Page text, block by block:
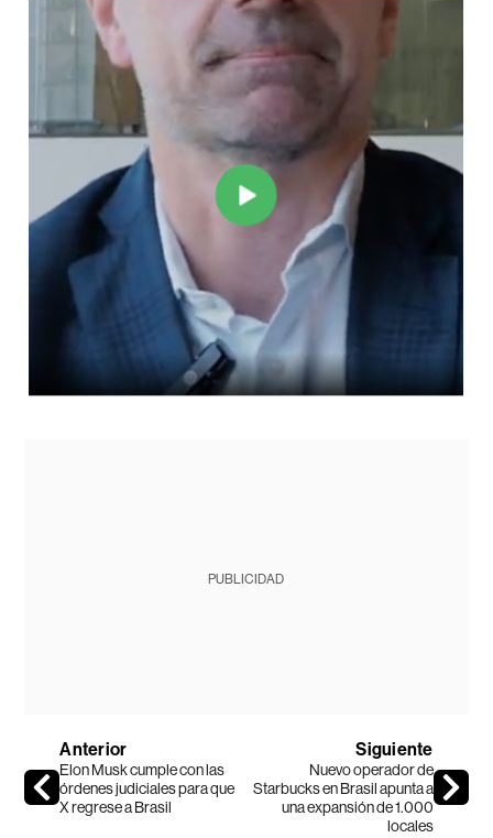
PUBLICIDAD
Anterior
Elon Musk cumple con las
órdenes judiciales para que
X regrese a Brasil
Siguiente
Nuevo operador de
Starbucks en Brasil apunta a
una expansión de 1.000
locales